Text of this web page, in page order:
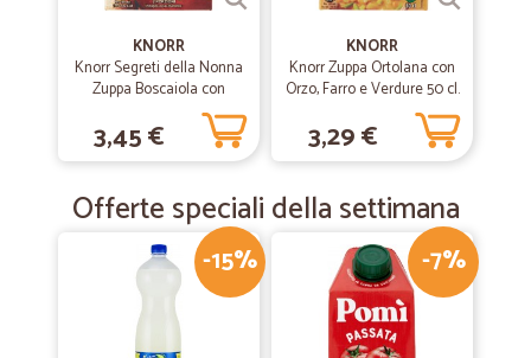
KNORR
Knorr Segreti della Nonna
Zuppa Boscaiola con
cereali, zucca e porcini brik
500 ml.
3,45 €
KNORR
Knorr Zuppa Ortolana con
Orzo, Farro e Verdure 50 cl.
3,29 €
Offerte speciali della settimana
-15% -7%